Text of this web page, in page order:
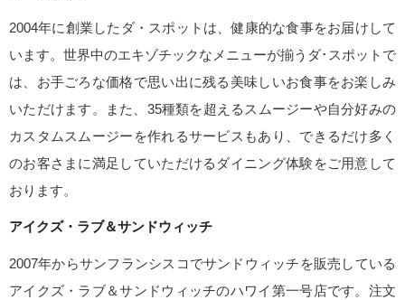
2004年に創業したダ・スポットは、健康的な食事をお届けして
います。世界中のエキゾチックなメニューが揃うダ･スポットで
は、お手ごろな価格で思い出に残る美味しいお食事をお楽しみ
いただけます。また、35種類を超えるスムージーや自分好みの
カスタムスムージーを作れるサービスもあり、できるだけ多く
のお客さまに満足していただけるダイニング体験をご用意して
おります。
アイクズ・ラブ＆サンドウィッチ
2007年からサンフランシスコでサンドウィッチを販売している
アイクズ・ラブ＆サンドウィッチのハワイ第一号店です。注文